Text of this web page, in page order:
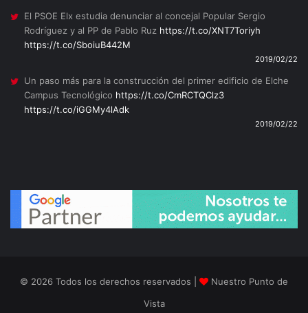
El PSOE Elx estudia denunciar al concejal Popular Sergio
Rodríguez y al PP de Pablo Ruz https://t.co/XNT7Toriyh
https://t.co/SboiuB442M
2019/02/22
Un paso más para la construcción del primer edificio de Elche
Campus Tecnológico https://t.co/CmRCTQClz3
https://t.co/iGGMy4lAdk
2019/02/22
© 2026 Todos los derechos reservados |
Nuestro Punto de
Vista